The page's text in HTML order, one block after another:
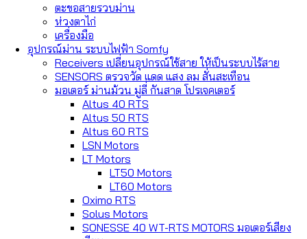
ตะขอสายรวบม่าน
ห่วงตาไก่
เครื่องมือ
อุปกรณ์ม่าน ระบบไฟฟ้า Somfy
Receivers เปลี่ยนอุปกรณ์ใช้สาย ให้เป็นระบบไร้สาย
SENSORS ตรวจวัด แดด แสง ลม สั่นสะเทือน
มอเตอร์ ม่านม้วน มู่ลี่ กันสาด โปรเจคเตอร์
Altus 40 RTS
Altus 50 RTS
Altus 60 RTS
LSN Motors
LT Motors
LT50 Motors
LT60 Motors
Oximo RTS
Solus Motors
SONESSE 40 WT-RTS MOTORS มอเตอร์เสียง